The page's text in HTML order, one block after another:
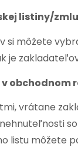
listiny/
si môžete
je
obchodnom
vrátane
listu môžete